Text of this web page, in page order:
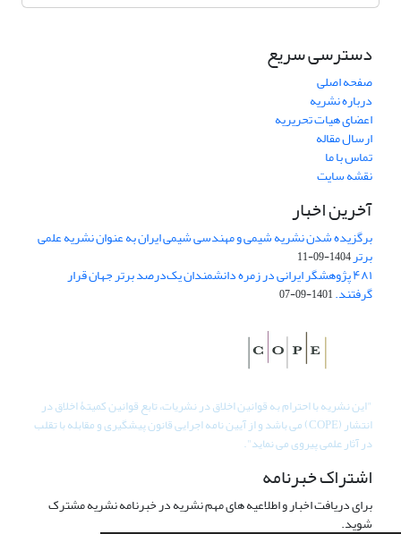
دسترسی سریع
صفحه اصلی
درباره نشریه
اعضای هیات تحریریه
ارسال مقاله
تماس با ما
نقشه سایت
آخرین اخبار
برگزیده شدن نشریه شیمی و مهندسی شیمی ایران به عنوان نشریه علمی
برتر1404-09-11
۴۸۱ پژوهشگر ایرانی در زمره دانشمندان یک‌درصد برتر جهان قرار
گرفتند.1401-09-07
"این نشریه با احترام به قوانین اخلاق در نشریات، تابع قوانین کمیتۀ اخلاق در
انتشار (COPE) می باشد و از آیین نامه اجرایی قانون پیشگیری و مقابله با تقلب
در آثار علمی پیروی می نماید".
اشتراک خبرنامه
برای دریافت اخبار و اطلاعیه های مهم نشریه در خبرنامه نشریه مشترک
شوید.